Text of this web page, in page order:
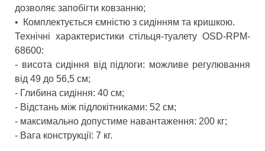
дозволяє запобігти ковзанню;
•
Комплектується ємністю з сидінням та кришкою.
Технічні характеристики стільця-туалету OSD-RPM-
68600:
- висота сидіння від підлоги: можливе регулювання
від 49 до 56,5 см;
- Глибина сидіння: 40 см;
- Відстань між підлокітниками: 52 см;
- максимально допустиме навантаження: 200 кг;
- Вага конструкції: 7 кг.